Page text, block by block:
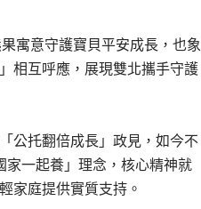
寓意守護寶貝平安成長，也象
相互呼應，展現雙北攜手守護
公托翻倍成長」政見，如今不
家一起養」理念，核心精神就
家庭提供實質支持。